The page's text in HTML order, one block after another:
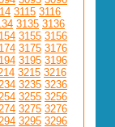
3115 3116
3135 3136
3155 3156
3175 3176
3195 3196
3215 3216
3235 3236
3255 3256
3275 3276
3295 3296